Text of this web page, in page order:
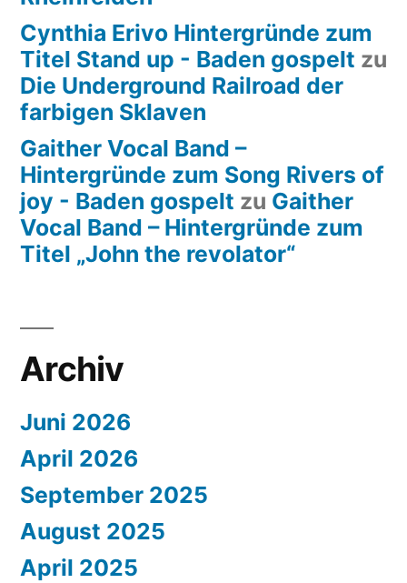
Cynthia Erivo Hintergründe zum
Titel Stand up - Baden gospelt zu
Die Underground Railroad der
farbigen Sklaven
Gaither Vocal Band –
Hintergründe zum Song Rivers of
joy - Baden gospelt zu Gaither
Vocal Band – Hintergründe zum
Titel „John the revolator“
Archiv
Juni 2026
April 2026
September 2025
August 2025
April 2025